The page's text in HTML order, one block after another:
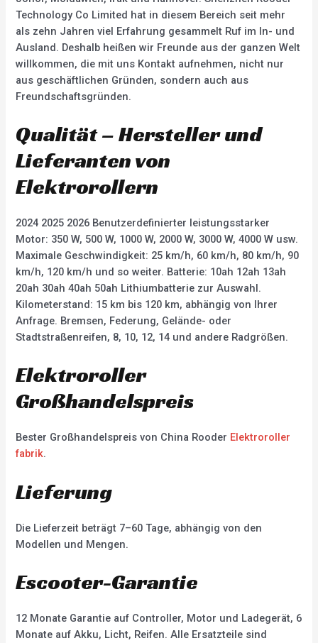
Technology Co Limited hat in diesem Bereich seit mehr
als zehn Jahren viel Erfahrung gesammelt Ruf im In- und
Ausland. Deshalb heißen wir Freunde aus der ganzen Welt
willkommen, die mit uns Kontakt aufnehmen, nicht nur
aus geschäftlichen Gründen, sondern auch aus
Freundschaftsgründen.
Qualität – Hersteller und
Lieferanten von
Elektrorollern
2024 2025 2026 Benutzerdefinierter leistungsstarker
Motor: 350 W, 500 W, 1000 W, 2000 W, 3000 W, 4000 W usw.
Maximale Geschwindigkeit: 25 km/h, 60 km/h, 80 km/h, 90
km/h, 120 km/h und so weiter. Batterie: 10ah 12ah 13ah
20ah 30ah 40ah 50ah Lithiumbatterie zur Auswahl.
Kilometerstand: 15 km bis 120 km, abhängig von Ihrer
Anfrage. Bremsen, Federung, Gelände- oder
Stadtstraßenreifen, 8, 10, 12, 14 und andere Radgrößen.
Elektroroller
Großhandelspreis
Bester Großhandelspreis von China Rooder Elektroroller
fabrik.
Lieferung
Die Lieferzeit beträgt 7–60 Tage, abhängig von den
Modellen und Mengen.
Escooter-Garantie
12 Monate Garantie auf Controller, Motor und Ladegerät, 6
Monate auf Akku, Licht, Reifen. Alle Ersatzteile sind